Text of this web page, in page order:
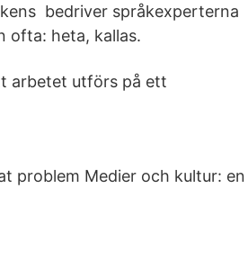
bedriver språkexperterna
ofta: heta, kallas.
arbetet utförs på ett
problem Medier och kultur: en